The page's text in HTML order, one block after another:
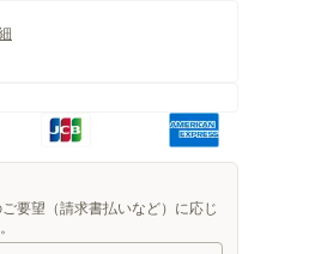
要望（請求書払いなど）に応じ